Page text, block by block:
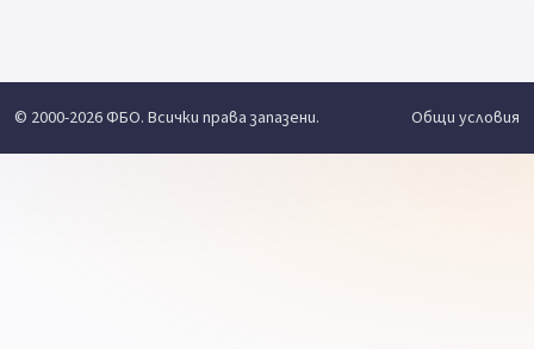
© 2000-2026 ФБО. Всички права запазени. Общи условия